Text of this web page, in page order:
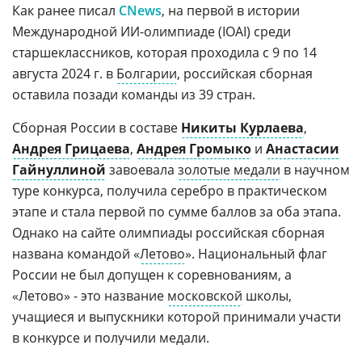
Как ранее писал СNews, на первой в истории
Международной ИИ-олимпиаде (IOAI) среди
старшеклассников, которая проходила с 9 по 14
августа 2024 г. в Болгарии, российская сборная
оставила позади команды из 39 стран.
Сборная России в составе Никиты Курлаева,
Андрея Грицаева, Андрея Громыко и Анастасии
Гайнуллиной завоевала золотые медали в научном
туре конкурса, получила серебро в практическом
этапе и стала первой по сумме баллов за оба этапа.
Однако на сайте олимпиады российская сборная
названа командой «Летово». Национальный флаг
России не был допущен к соревнованиям, а
«Летово» - это название московской школы,
учащиеся и выпускники которой принимали участи
в конкурсе и получили медали.